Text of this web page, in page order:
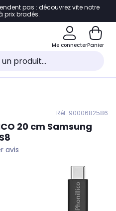
de page
pas : découvrez vite notre
prix bradés.
Me connecterPanier
Réf. 9000682586
20 cm Samsung
avis